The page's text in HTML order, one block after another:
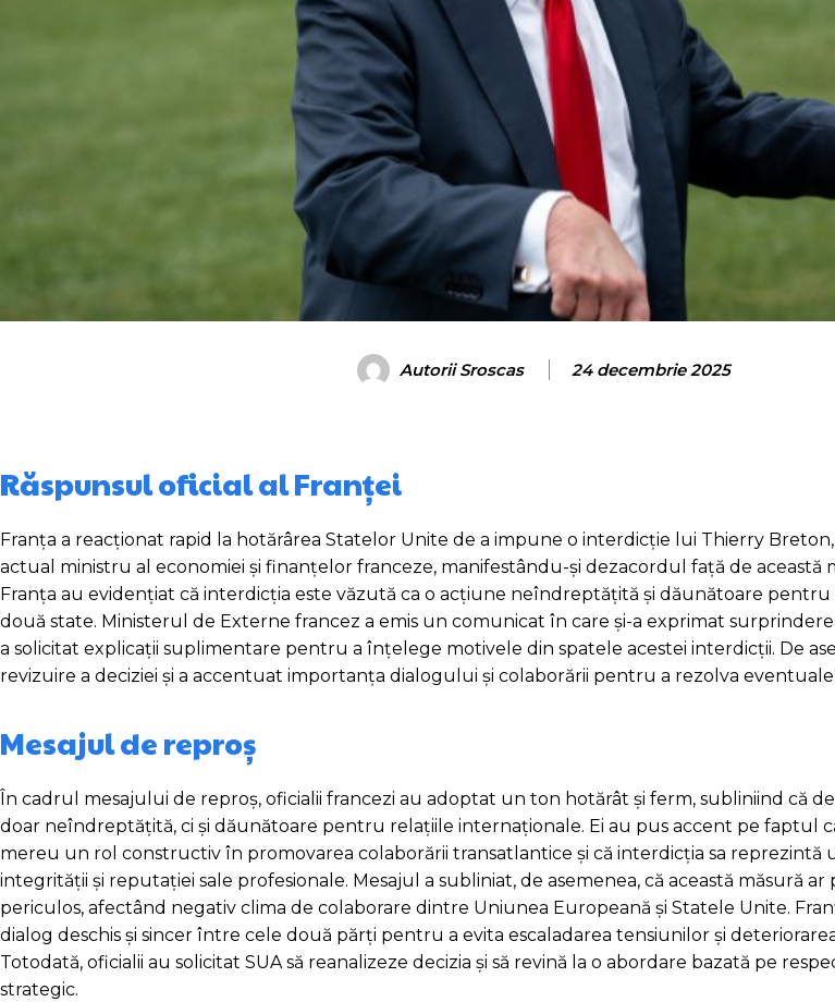
Autorii Sroscas 24 decembrie 2025
Răspunsul oficial al Franței
Franța a reacționat rapid la hotărârea Statelor Unite de a impune o interdicție lui Thierry
actual ministru al economiei și finanțelor franceze, manifestându-și dezacordul față de această
Franța au evidențiat că interdicția este văzută ca o acțiune neîndreptățită și dăunătoare
două state. Ministerul de Externe francez a emis un comunicat în care și-a exprimat
a solicitat explicații suplimentare pentru a înțelege motivele din spatele acestei interdicții. De
revizuire a deciziei și a accentuat importanța dialogului și colaborării pentru a rezolva
Mesajul de reproș
În cadrul mesajului de reproș, oficialii francezi au adoptat un ton hotărât și ferm, subliniind că
doar neîndreptățită, ci și dăunătoare pentru relațiile internaționale. Ei au pus accent pe faptul
mereu un rol constructiv în promovarea colaborării transatlantice și că interdicția sa reprezintă
integrității și reputației sale profesionale. Mesajul a subliniat, de asemenea, că această măsură
periculos, afectând negativ clima de colaborare dintre Uniunea Europeană și Statele Unite.
dialog deschis și sincer între cele două părți pentru a evita escaladarea tensiunilor și
Totodată, oficialii au solicitat SUA să reanalizeze decizia și să revină la o abordare bazată pe
strategic.